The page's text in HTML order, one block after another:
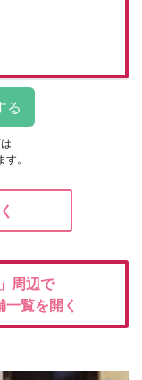
。
」周辺で
覧を開く